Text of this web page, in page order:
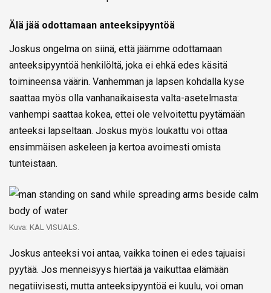
Älä jää odottamaan anteeksipyyntöä
Joskus ongelma on siinä, että jäämme odottamaan
anteeksipyyntöä henkilöltä, joka ei ehkä edes käsitä
toimineensa väärin. Vanhemman ja lapsen kohdalla kyse
saattaa myös olla vanhanaikaisesta valta-asetelmasta:
vanhempi saattaa kokea, ettei ole velvoitettu pyytämään
anteeksi lapseltaan. Joskus myös loukattu voi ottaa
ensimmäisen askeleen ja kertoa avoimesti omista
tunteistaan.
Kuva: KAL VISUALS.
Joskus anteeksi voi antaa, vaikka toinen ei edes tajuaisi
pyytää. Jos menneisyys hiertää ja vaikuttaa elämään
negatiivisesti, mutta anteeksipyyntöä ei kuulu, voi oman